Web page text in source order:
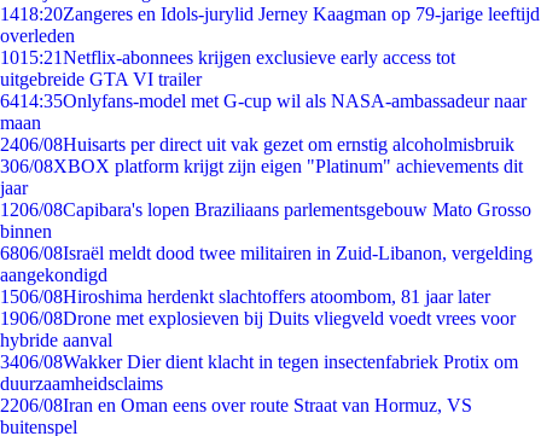
1418:20Zangeres en Idols-jurylid Jerney Kaagman op 79-jarige leeftijd
overleden
1015:21Netflix-abonnees krijgen exclusieve early access tot
uitgebreide GTA VI trailer
6414:35Onlyfans-model met G-cup wil als NASA-ambassadeur naar
maan
2406/08Huisarts per direct uit vak gezet om ernstig alcoholmisbruik
306/08XBOX platform krijgt zijn eigen "Platinum" achievements dit
jaar
1206/08Capibara's lopen Braziliaans parlementsgebouw Mato Grosso
binnen
6806/08Israël meldt dood twee militairen in Zuid-Libanon, vergelding
aangekondigd
1506/08Hiroshima herdenkt slachtoffers atoombom, 81 jaar later
1906/08Drone met explosieven bij Duits vliegveld voedt vrees voor
hybride aanval
3406/08Wakker Dier dient klacht in tegen insectenfabriek Protix om
duurzaamheidsclaims
2206/08Iran en Oman eens over route Straat van Hormuz, VS
buitenspel